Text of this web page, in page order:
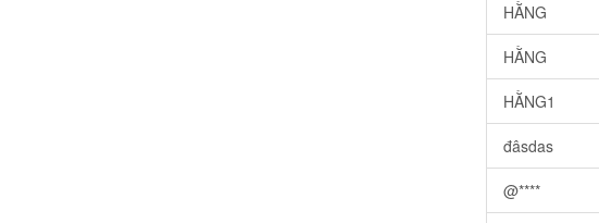
HẰNG
HẰNG
HẰNG1
đâsdas
@****